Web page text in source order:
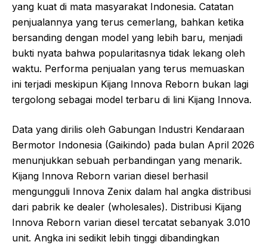
yang kuat di mata masyarakat Indonesia. Catatan
penjualannya yang terus cemerlang, bahkan ketika
bersanding dengan model yang lebih baru, menjadi
bukti nyata bahwa popularitasnya tidak lekang oleh
waktu. Performa penjualan yang terus memuaskan
ini terjadi meskipun Kijang Innova Reborn bukan lagi
tergolong sebagai model terbaru di lini Kijang Innova.
Data yang dirilis oleh Gabungan Industri Kendaraan
Bermotor Indonesia (Gaikindo) pada bulan April 2026
menunjukkan sebuah perbandingan yang menarik.
Kijang Innova Reborn varian diesel berhasil
mengungguli Innova Zenix dalam hal angka distribusi
dari pabrik ke dealer (wholesales). Distribusi Kijang
Innova Reborn varian diesel tercatat sebanyak 3.010
unit. Angka ini sedikit lebih tinggi dibandingkan